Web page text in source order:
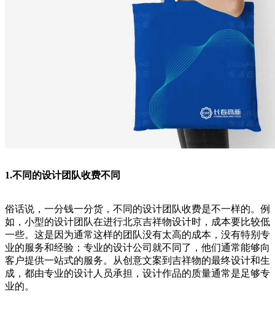
1.不同的设计团队收费不同
俗话说，一分钱一分货，不同的设计团队收费是不一样的。例
如，小型的设计团队在进行北京吉祥物设计时，成本要比较低
一些。这是因为通常这样的团队没有太高的成本，没有特别专
业的服务和经验；专业的设计公司就不同了，他们通常能够向
客户提供一站式的服务。从创意文案到吉祥物的最终设计和生
成，都由专业的设计人员承担，设计作品的质量通常是足够专
业的。